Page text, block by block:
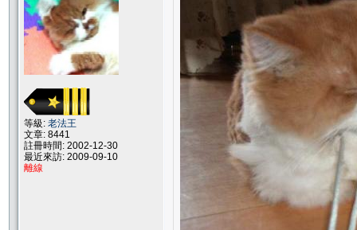
等級: 老法王
文章: 8441
註冊時間: 2002-12-30
最近來訪: 2009-09-10
離線